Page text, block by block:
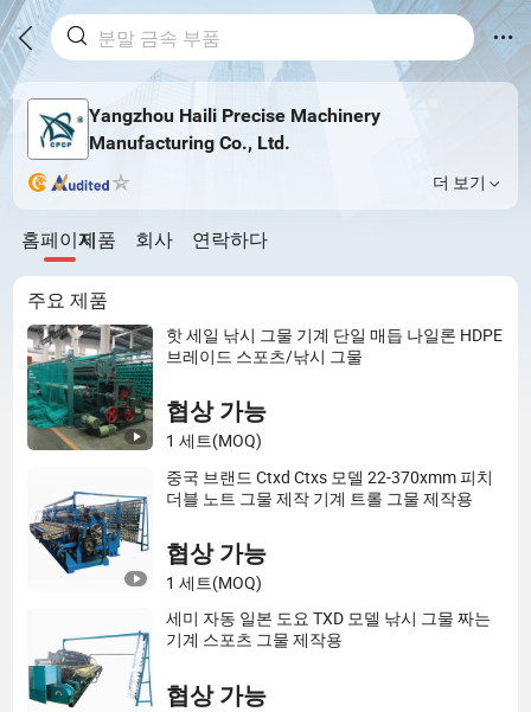
Yangzhou Haili Precise Machinery
Manufacturing Co., Ltd.
더 보기
홈페이지제품 회사 연락하다
주요 제품
핫 세일 낚시 그물 기계 단일 매듭 나일론 HDPE
브레이드 스포츠/낚시 그물
협상 가능
1 세트(MOQ)
중국 브랜드 Ctxd Ctxs 모델 22-370xmm 피치
더블 노트 그물 제작 기계 트롤 그물 제작용
협상 가능
1 세트(MOQ)
세미 자동 일본 도요 TXD 모델 낚시 그물 짜는
기계 스포츠 그물 제작용
협상 가능